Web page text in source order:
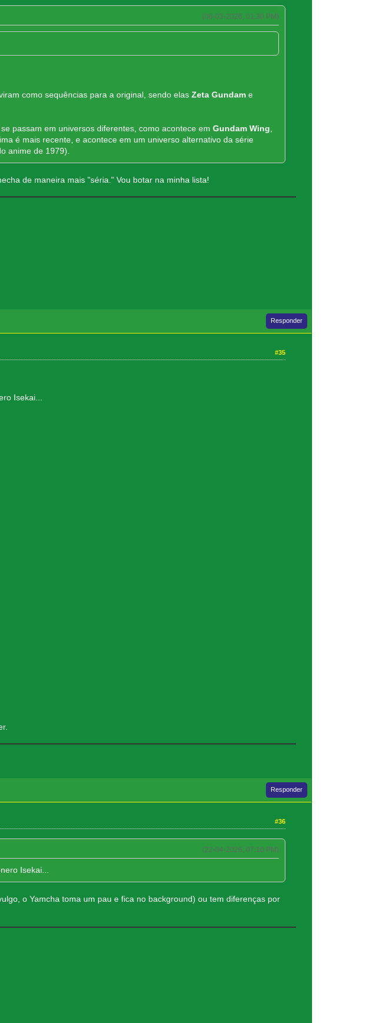
(06-03-2026, 01:30 PM)
como sequências para a original, sendo elas Zeta Gundame
passam em universos diferentes, como acontece em Gundam Wing
é mais recente, e acontece em um universo alternativo da série
anime de 1979).
de maneira mais "séria." Vou botar na minha lista!
Responder
#35
Isekai...
Responder
#36
(22-04-2026, 07:10 PM)
Isekai...
o Yamcha toma um pau e fica no background) ou tem diferenças por